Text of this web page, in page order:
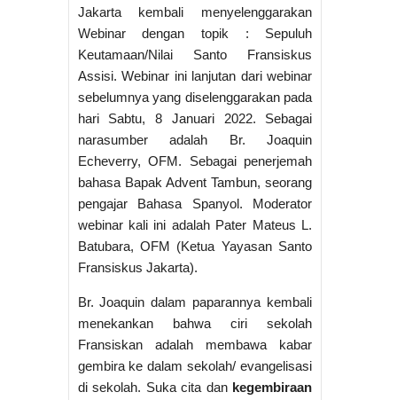
Jakarta kembali menyelenggarakan
Webinar dengan topik : Sepuluh
Keutamaan/Nilai Santo Fransiskus
Assisi. Webinar ini lanjutan dari webinar
sebelumnya yang diselenggarakan pada
hari Sabtu, 8 Januari 2022. Sebagai
narasumber adalah Br. Joaquin
Echeverry, OFM. Sebagai penerjemah
bahasa Bapak Advent Tambun, seorang
pengajar Bahasa Spanyol. Moderator
webinar kali ini adalah Pater Mateus L.
Batubara, OFM (Ketua Yayasan Santo
Fransiskus Jakarta).
Br. Joaquin dalam paparannya kembali
menekankan bahwa ciri sekolah
Fransiskan adalah membawa kabar
gembira ke dalam sekolah/ evangelisasi
di sekolah. Suka cita dan kegembiraan